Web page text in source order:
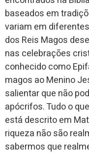
baseados em
variam em
dos Reis Magos
nas celebrações
conhecido como
magos ao Menino
salientar que não
apócrifos. Tudo o
está descrito em
riqueza não são
sabermos que